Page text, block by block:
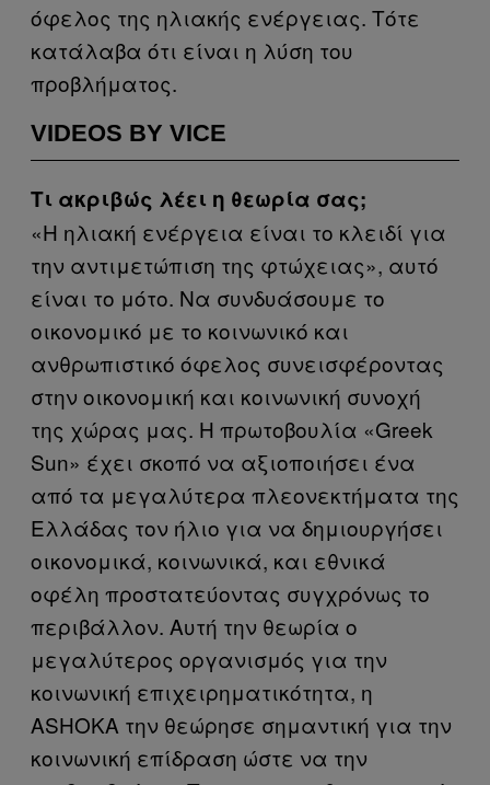
όφελος της ηλιακής ενέργειας. Τότε
κατάλαβα ότι είναι η λύση του
προβλήματος.
VIDEOS BY VICE
Τι ακριβώς λέει η θεωρία σας;
«Η ηλιακή ενέργεια είναι το κλειδί για
την αντιμετώπιση της φτώχειας», αυτό
είναι το μότο. Να συνδυάσουμε το
οικονομικό με το κοινωνικό και
ανθρωπιστικό όφελος συνεισφέροντας
στην οικονομική και κοινωνική συνοχή
της χώρας μας. Η πρωτοβουλία «Greek
Sun» έχει σκοπό να αξιοποιήσει ένα
από τα μεγαλύτερα πλεονεκτήματα της
Ελλάδας τον ήλιο για να δημιουργήσει
οικονομικά, κοινωνικά, και εθνικά
οφέλη προστατεύοντας συγχρόνως το
περιβάλλον. Αυτή την θεωρία ο
μεγαλύτερος οργανισμός για την
κοινωνική επιχειρηματικότητα, η
ASHOKA την θεώρησε σημαντική για την
κοινωνική επίδραση ώστε να την